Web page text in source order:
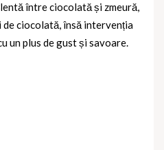
între ciocolată și zmeură,
ciocolată, însă intervenția
un plus de gust și savoare.